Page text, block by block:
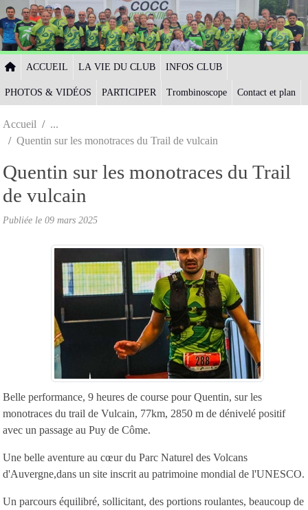
ACCUEIL LA VIE DU CLUB INFOS CLUB
PHOTOS & VIDÉOS PARTICIPER Trombinoscope Contact et plan
Accueil
Quentin sur les monotraces du Trail de vulcain
Quentin sur les monotraces du Trail
de vulcain
Publiée le 09 mars 2025
Belle performance, 9 heures de course pour Quentin, sur les
monotraces du trail de Vulcain, 77km, 2850 m de dénivelé positif
avec un passage au Puy de Côme.
Une belle aventure au cœur du Parc Naturel des Volcans
d'Auvergne,dans un site inscrit au patrimoine mondial de l'UNESCO.
Un parcours équilibré, sollicitant, des portions roulantes, beaucoup de
Panneau de gestion des cookies